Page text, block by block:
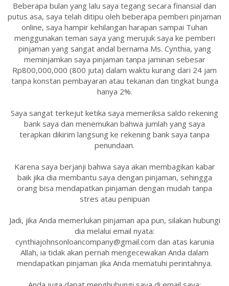
Beberapa bulan yang lalu saya tegang secara finansial dan
putus asa, saya telah ditipu oleh beberapa pemberi pinjaman
online, saya hampir kehilangan harapan sampai Tuhan
menggunakan teman saya yang merujuk saya ke pemberi
pinjaman yang sangat andal bernama Ms. Cynthia, yang
meminjamkan saya pinjaman tanpa jaminan sebesar
Rp800,000,000 (800 juta) dalam waktu kurang dari 24 jam
tanpa konstan pembayaran atau tekanan dan tingkat bunga
hanya 2%.
Saya sangat terkejut ketika saya memeriksa saldo rekening
bank saya dan menemukan bahwa jumlah yang saya
terapkan dikirim langsung ke rekening bank saya tanpa
penundaan.
Karena saya berjanji bahwa saya akan membagikan kabar
baik jika dia membantu saya dengan pinjaman, sehingga
orang bisa mendapatkan pinjaman dengan mudah tanpa
stres atau penipuan
Jadi, jika Anda memerlukan pinjaman apa pun, silakan hubungi
dia melalui email nyata:
cynthiajohnsonloancompany@gmail.com dan atas karunia
Allah, ia tidak akan pernah mengecewakan Anda dalam
mendapatkan pinjaman jika Anda mematuhi perintahnya.